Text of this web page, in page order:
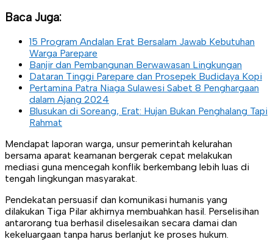
Baca Juga:
15 Program Andalan Erat Bersalam Jawab Kebutuhan
Warga Parepare
Banjir dan Pembangunan Berwawasan Lingkungan
Dataran Tinggi Parepare dan Prosepek Budidaya Kopi
Pertamina Patra Niaga Sulawesi Sabet 8 Penghargaan
dalam Ajang 2024
Blusukan di Soreang, Erat: Hujan Bukan Penghalang Tapi
Rahmat
Mendapat laporan warga, unsur pemerintah kelurahan
bersama aparat keamanan bergerak cepat melakukan
mediasi guna mencegah konflik berkembang lebih luas di
tengah lingkungan masyarakat.
Pendekatan persuasif dan komunikasi humanis yang
dilakukan Tiga Pilar akhirnya membuahkan hasil. Perselisihan
antarorang tua berhasil diselesaikan secara damai dan
kekeluargaan tanpa harus berlanjut ke proses hukum.